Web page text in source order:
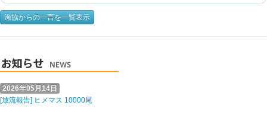
漁協からの一言を一覧表示
2026年05月14日
[放流報告] ヒメマス 10000尾